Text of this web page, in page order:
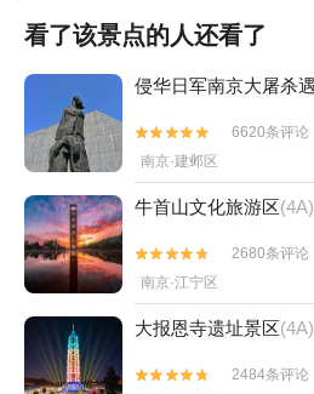
看了该景点的人还看了


6620条评论
南京·建邺区
牛首山文化旅游区(4A)


2680条评论
南京·江宁区
大报恩寺遗址景区(4A)


2484条评论